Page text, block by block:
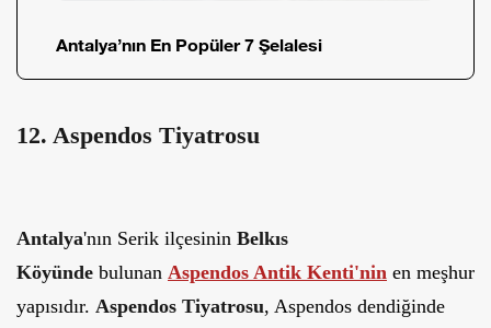
Antalya’nın En Popüler 7 Şelalesi
12. Aspendos Tiyatrosu
Antalya'nın Serik ilçesinin Belkıs
Köyünde bulunan Aspendos Antik Kenti'nin en meşhur
yapısıdır. Aspendos Tiyatrosu, Aspendos dendiğinde